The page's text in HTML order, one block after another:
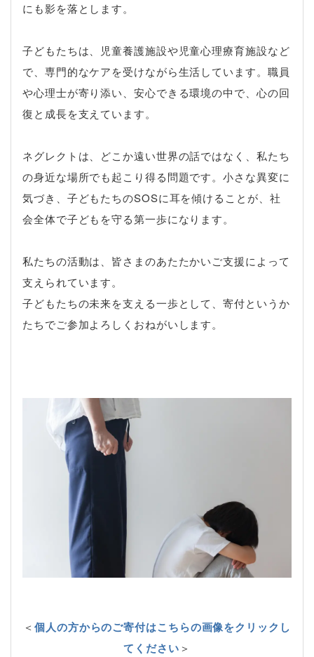
にも影を落とします。
子どもたちは、児童養護施設や児童心理療育施設など
で、専門的なケアを受けながら生活しています。職員
や心理士が寄り添い、安心できる環境の中で、心の回
復と成長を支えています。
ネグレクトは、どこか遠い世界の話ではなく、私たち
の身近な場所でも起こり得る問題です。小さな異変に
気づき、子どもたちのSOSに耳を傾けることが、社
会全体で子どもを守る第一歩になります。
私たちの活動は、皆さまのあたたかいご支援によって
支えられています。
子どもたちの未来を支える一歩として、寄付というか
たちでご参加よろしくおねがいします。
＜個人の方からのご寄付はこちらの画像をクリックし
てください＞